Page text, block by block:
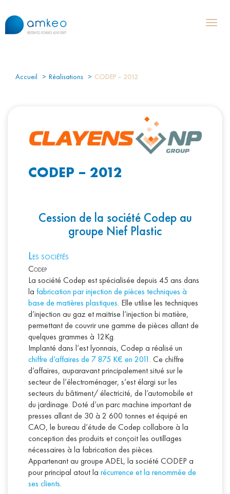
Accueil Réalisations CODEP – 2012
CODEP – 2012
Cession de la société Codep au
groupe Nief Plastic
Les sociétés
Codep
La société Codep est spécialisée depuis 45 ans dans
la fabrication par injection de pièces techniques à
base de matières plastiques. Elle utilise les techniques
d’injection au gaz et maitrise l’injection bi matière,
permettant de couvrir une gamme de pièces allant de
quelques grammes à 12Kg.
Implanté dans l’est lyonnais, Codep a réalisé un
chiffre d’affaires de 7 875 K€ en 2011. Ce chiffre
d’affaires, auparavant principalement situé sur le
secteur de l’électroménager, s’est élargi sur les
secteurs du bâtiment/ électricité, de l’automobile et
du jardinage. Doté d’un parc machine important de
presses allant de 30 à 2 600 tonnes et équipé en
CAO, le bureau d’étude de Codep collabore à la
conception des produits et conçoit les outillages
nécessaires à la fabrication des pièces.
Appartenant au groupe ADEL, la société CODEP a
pour principal atout la récurrence et la renommée de
ses clients.